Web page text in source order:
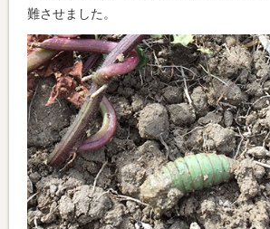
難させました。